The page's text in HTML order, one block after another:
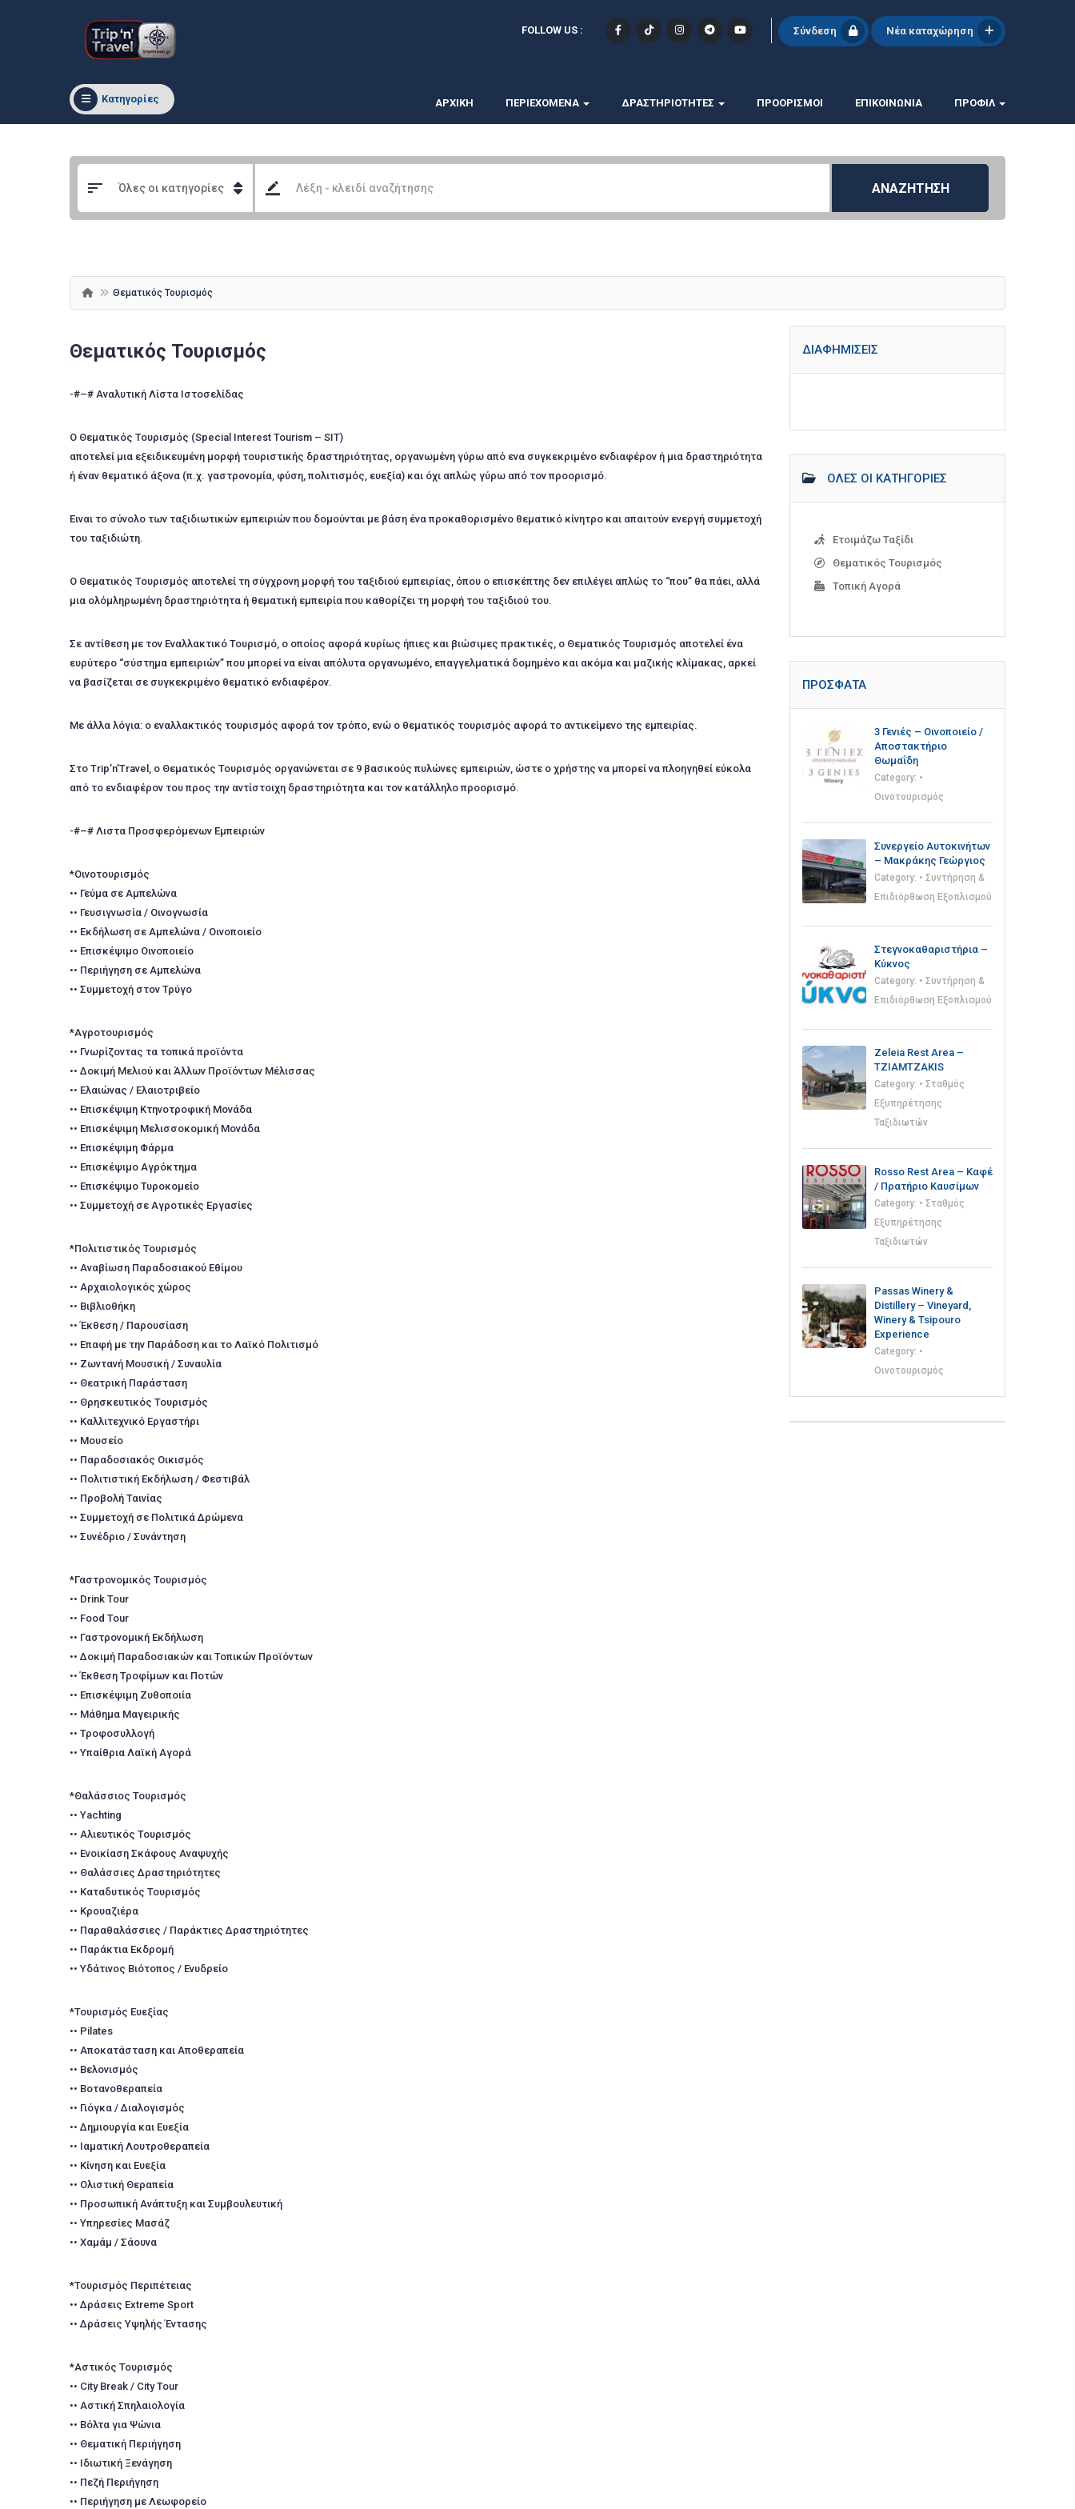
FOLLOW US : Σύνδεση Νέα καταχώρηση
Κατηγορίες ΑΡΧΙΚΗ ΠΕΡΙΕΧΟΜΕΝΑ ΔΡΑΣΤΗΡΙΟΤΗΤΕΣ ΠΡΟΟΡΙΣΜΟΙ ΕΠΙΚΟΙΝΩΝΊΑ ΠΡΟΦΊΛ
ΑΝΑΖΗΤΗΣΗ
Θεματικός Τουρισμός
Θεματικός Τουρισμός
-#–# Αναλυτική Λίστα Ιστοσελίδας
Ο Θεματικός Τουρισμός (Special Interest Tourism – SIT)
αποτελεί μια εξειδικευμένη μορφή τουριστικής δραστηριότητας, οργανωμένη γύρω από ενα συγκεκριμένο ενδιαφέρον ή μια δραστηριότητα
ή έναν θεματικό άξονα (π.χ. γαστρονομία, φύση, πολιτισμός, ευεξία) και όχι απλώς γύρω από τον προορισμό.
Ειναι το σύνολο των ταξιδιωτικών εμπειριών που δομούνται με βάση ένα προκαθορισμένο θεματικό κίνητρο και απαιτούν ενεργή συμμετοχή
του ταξιδιώτη.
Ο Θεματικός Τουρισμός αποτελεί τη σύγχρονη μορφή του ταξιδιού εμπειρίας, όπου ο επισκέπτης δεν επιλέγει απλώς το “που” θα πάει, αλλά
μια ολόμληρωμένη δραστηριότητα ή θεματική εμπειρία που καθορίζει τη μορφή του ταξιδιού του.
Σε αντίθεση με τον Εναλλακτικό Τουρισμό, ο οποίος αφορά κυρίως ήπιες και βιώσιμες πρακτικές, ο Θεματικός Τουρισμός αποτελεί ένα
ευρύτερο “σύστημα εμπειριών” που μπορεί να είναι απόλυτα οργανωμένο, επαγγελματικά δομημένο και ακόμα και μαζικής κλίμακας, αρκεί
να βασίζεται σε συγκεκριμένο θεματικό ενδιαφέρον.
Με άλλα λόγια: ο εναλλακτικός τουρισμός αφορά τον τρόπο, ενώ ο θεματικός τουρισμός αφορά το αντικείμενο της εμπειρίας.
Στο Trip’n’Travel, ο Θεματικός Τουρισμός οργανώνεται σε 9 βασικούς πυλώνες εμπειριών, ώστε ο χρήστης να μπορεί να πλοηγηθεί εύκολα
από το ενδιαφέρον του προς την αντίστοιχη δραστηριότητα και τον κατάλληλο προορισμό.
-#–# Λιστα Προσφερόμενων Εμπειριών
*Οινοτουρισμός
•• Γεύμα σε Αμπελώνα
•• Γευσιγνωσία / Οινογνωσία
•• Εκδήλωση σε Αμπελώνα / Οινοποιείο
•• Επισκέψιμο Οινοποιείο
•• Περιήγηση σε Αμπελώνα
•• Συμμετοχή στον Τρύγο
*Αγροτουρισμός
•• Γνωρίζοντας τα τοπικά προϊόντα
•• Δοκιμή Μελιού και Άλλων Προϊόντων Μέλισσας
•• Ελαιώνας / Ελαιοτριβείο
•• Επισκέψιμη Κτηνοτροφική Μονάδα
•• Επισκέψιμη Μελισσοκομική Μονάδα
•• Επισκέψιμη Φάρμα
•• Επισκέψιμο Αγρόκτημα
•• Επισκέψιμο Τυροκομείο
•• Συμμετοχή σε Αγροτικές Εργασίες
*Πολιτιστικός Τουρισμός
•• Αναβίωση Παραδοσιακού Εθίμου
•• Αρχαιολογικός χώρος
•• Βιβλιοθήκη
•• Έκθεση / Παρουσίαση
•• Επαφή με την Παράδοση και το Λαϊκό Πολιτισμό
•• Ζωντανή Μουσική / Συναυλία
•• Θεατρική Παράσταση
•• Θρησκευτικός Τουρισμός
•• Καλλιτεχνικό Εργαστήρι
•• Μουσείο
•• Παραδοσιακός Οικισμός
•• Πολιτιστική Εκδήλωση / Φεστιβάλ
•• Προβολή Ταινίας
•• Συμμετοχή σε Πολιτικά Δρώμενα
•• Συνέδριο / Συνάντηση
*Γαστρονομικός Τουρισμός
•• Drink Tour
•• Food Tour
•• Γαστρονομική Εκδήλωση
•• Δοκιμή Παραδοσιακών και Τοπικών Προϊόντων
•• Έκθεση Τροφίμων και Ποτών
•• Επισκέψιμη Ζυθοποιία
•• Μάθημα Μαγειρικής
•• Τροφοσυλλογή
•• Υπαίθρια Λαϊκή Αγορά
*Θαλάσσιος Τουρισμός
•• Yachting
•• Αλιευτικός Τουρισμός
•• Ενοικίαση Σκάφους Αναψυχής
•• Θαλάσσιες Δραστηριότητες
•• Καταδυτικός Τουρισμός
•• Κρουαζιέρα
•• Παραθαλάσσιες / Παράκτιες Δραστηριότητες
•• Παράκτια Εκδρομή
•• Υδάτινος Βιότοπος / Ενυδρείο
*Τουρισμός Ευεξίας
•• Pilates
•• Αποκατάσταση και Αποθεραπεία
•• Βελονισμός
•• Βοτανοθεραπεία
•• Γιόγκα / Διαλογισμός
•• Δημιουργία και Ευεξία
•• Ιαματική Λουτροθεραπεία
•• Κίνηση και Ευεξία
•• Ολιστική Θεραπεία
•• Προσωπική Ανάπτυξη και Συμβουλευτική
•• Υπηρεσίες Μασάζ
•• Χαμάμ / Σάουνα
*Τουρισμός Περιπέτειας
•• Δράσεις Extreme Sport
•• Δράσεις Υψηλής Έντασης
*Αστικός Τουρισμός
•• City Break / City Tour
•• Αστική Σπηλαιολογία
•• Βόλτα για Ψώνια
•• Θεματική Περιήγηση
•• Ιδιωτική Ξενάγηση
•• Πεζή Περιήγηση
•• Περιήγηση με Λεωφορείο
ΔΙΑΦΗΜΊΣΕΙΣ
ΌΛΕΣ ΟΙ ΚΑΤΗΓΟΡΊΕΣ
Ετοιμάζω Ταξίδι
Θεματικός Τουρισμός
Τοπική Αγορά
ΠΡΌΣΦΑΤΑ
3 Γενιές – Οινοποιείο /
Αποστακτήριο
Θωμαΐδη
Category: •
Οινοτουρισμός
Συνεργείο Αυτοκινήτων
– Μακράκης Γεώργιος
Category: • Συντήρηση &
Επιδιόρθωση Εξοπλισμού
Στεγνοκαθαριστήρια –
Κύκνος
Category: • Συντήρηση &
Επιδιόρθωση Εξοπλισμού
Zeleia Rest Area –
TZIAMTZAKIS
Category: • Σταθμός
Εξυπηρέτησης
Ταξιδιωτών
Rosso Rest Area – Καφέ
/ Πρατήριο Καυσίμων
Category: • Σταθμός
Εξυπηρέτησης
Ταξιδιωτών
Passas Winery &
Distillery – Vineyard,
Winery & Tsipouro
Experience
Category: •
Οινοτουρισμός